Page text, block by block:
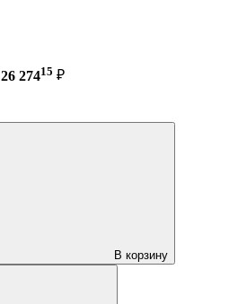
26 27415 ₽
В корзину